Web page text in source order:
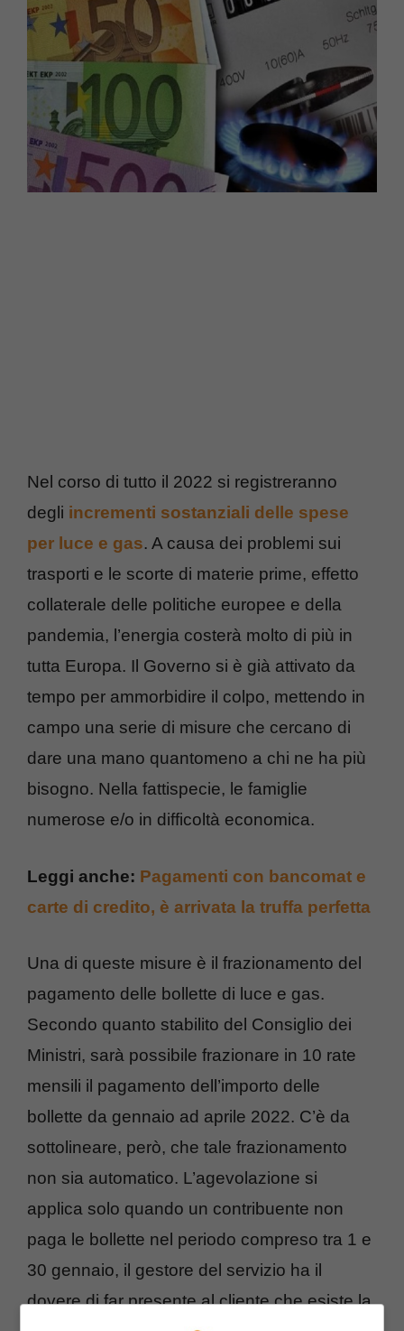
Nel corso di tutto il 2022 si registreranno
degli incrementi sostanziali delle spese
per luce e gas. A causa dei problemi sui
trasporti e le scorte di materie prime, effetto
collaterale delle politiche europee e della
pandemia, l’energia costerà molto di più in
tutta Europa. Il Governo si è già attivato da
tempo per ammorbidire il colpo, mettendo in
campo una serie di misure che cercano di
dare una mano quantomeno a chi ne ha più
bisogno. Nella fattispecie, le famiglie
numerose e/o in difficoltà economica.
Leggi anche: Pagamenti con bancomat e
carte di credito, è arrivata la truffa perfetta
Una di queste misure è il frazionamento del
pagamento delle bollette di luce e gas.
Secondo quanto stabilito del Consiglio dei
Ministri, sarà possibile frazionare in 10 rate
mensili il pagamento dell’importo delle
bollette da gennaio ad aprile 2022. C’è da
sottolineare, però, che tale frazionamento
non sia automatico. L’agevolazione si
applica solo quando un contribuente non
paga le bollette nel periodo compreso tra 1 e
30 gennaio, il gestore del servizio ha il
dovere di far presente al cliente che esiste la